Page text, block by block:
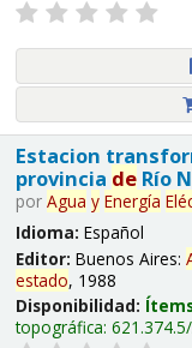
Estacion
provincia deRío
por Agua y Energía
Idioma: Español
Editor: Buenos Aires:
estado, 1988
Disponibilidad:
topográfica: